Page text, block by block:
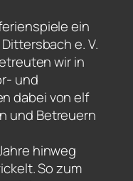
ein
e. V.
wir in
und
dabei von elf
und Betreuern
hinweg
So zum